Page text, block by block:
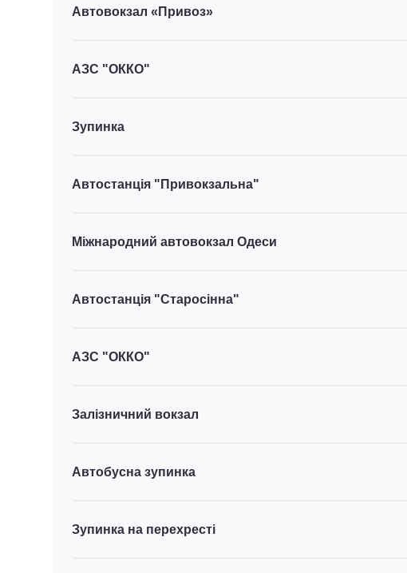
Автовокзал «Привоз»
АЗС "ОККО"
Зупинка
Автостанція "Привокзальна"
Міжнародний автовокзал Одеси
Автостанція "Старосінна"
АЗС "ОККО"
Залізничний вокзал
Автобусна зупинка
Зупинка на перехресті